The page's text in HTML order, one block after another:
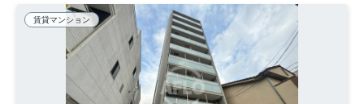
賃貸マンション